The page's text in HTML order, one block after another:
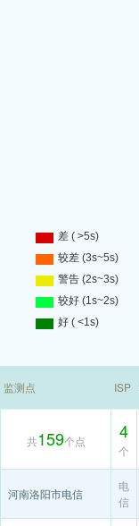
监测点 ISP
共159个点 4
个
河南洛阳市电信
电
信